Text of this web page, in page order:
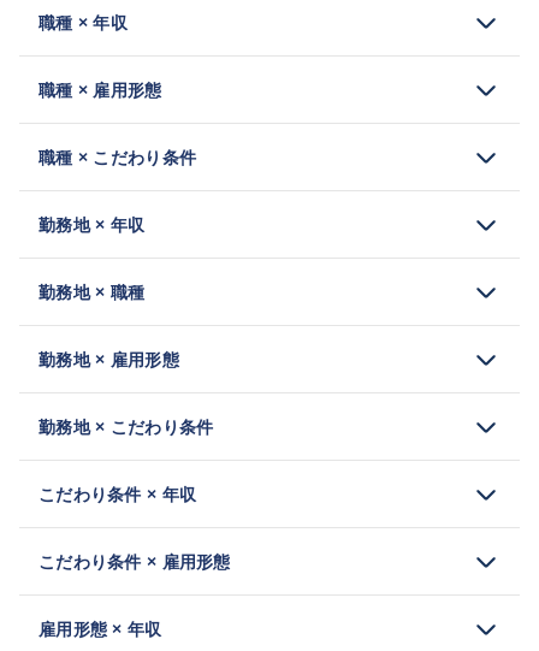
職種 × 年収
職種 × 雇用形態
職種 × こだわり条件
勤務地 × 年収
勤務地 × 職種
勤務地 × 雇用形態
勤務地 × こだわり条件
こだわり条件 × 年収
こだわり条件 × 雇用形態
雇用形態 × 年収